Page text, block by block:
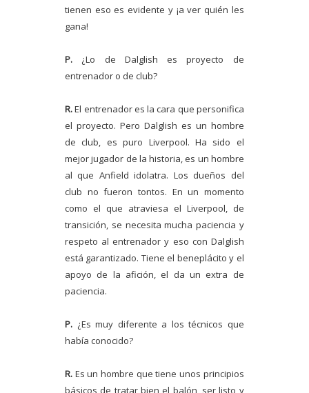
tienen eso es evidente y ¡a ver quién les
gana!
P. ¿Lo de Dalglish es proyecto de
entrenador o de club?
R.El entrenador es la cara que personifica
el proyecto. Pero Dalglish es un hombre
de club, es puro Liverpool. Ha sido el
mejor jugador de la historia, es un hombre
al que Anfield idolatra. Los dueños del
club no fueron tontos. En un momento
como el que atraviesa el Liverpool, de
transición, se necesita mucha paciencia y
respeto al entrenador y eso con Dalglish
está garantizado. Tiene el beneplácito y el
apoyo de la afición, el da un extra de
paciencia.
P. ¿Es muy diferente a los técnicos que
había conocido?
R. Es un hombre que tiene unos principios
básicos de tratar bien el balón, ser listo y